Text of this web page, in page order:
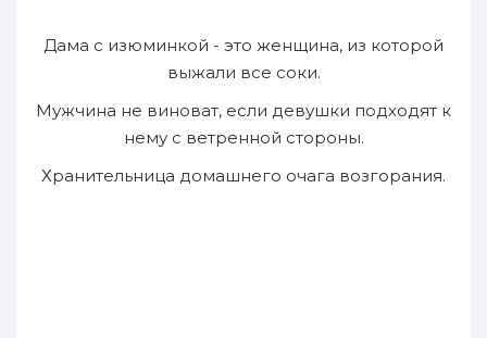
Дама с изюминкой - это женщина, из которой
выжали все соки.
Мужчина не виноват, если девушки подходят к
нему с ветренной стороны.
Хранительница домашнего очага возгорания.